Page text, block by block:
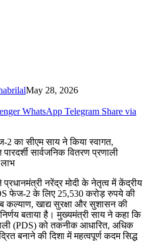
May 28, 2026
WhatsApp Telegram Share via
नरेंद्र मोदी के नेतृत्व में केंद्रीय
फेज-2 के लिए 25,530 करोड़ रुपये की
कल्याण, खाद्य सुरक्षा और सुशासन की
बताया है। मुख्यमंत्री साय ने कहा कि
(PDS) को तकनीक आधारित, अधिक
बनाने की दिशा में महत्वपूर्ण कदम सिद्ध